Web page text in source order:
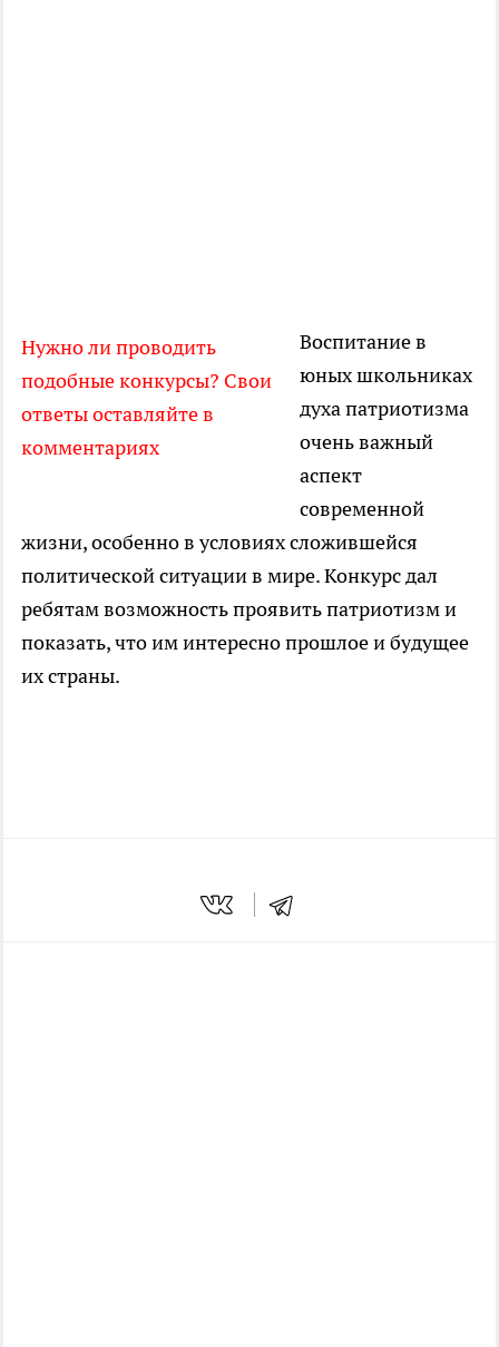
Нужно ли проводить
подобные конкурсы? Свои
ответы оставляйте в
комментариях
Воспитание в
юных школьниках
духа патриотизма
очень важный
аспект
современной
жизни, особенно в условиях сложившейся
политической ситуации в мире. Конкурс дал
ребятам возможность проявить патриотизм и
показать, что им интересно прошлое и будущее
их страны.